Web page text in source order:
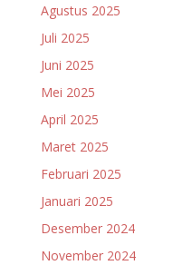
Agustus 2025
Juli 2025
Juni 2025
Mei 2025
April 2025
Maret 2025
Februari 2025
Januari 2025
Desember 2024
November 2024